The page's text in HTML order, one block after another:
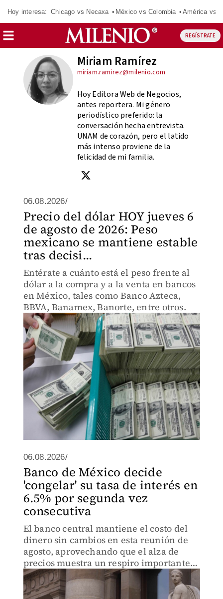
Hoy interesa: Chicago vs Necaxa México vs Colombia América vs
REGÍSTRATE
Miriam Ramírez
miriam.ramirez@milenio.com
Hoy Editora Web de Negocios,
antes reportera. Mi género
periodístico preferido: la
conversación hecha entrevista.
UNAM de corazón, pero el latido
más intenso proviene de la
felicidad de mi familia.
06.08.2026/
Precio del dólar HOY jueves 6
de agosto de 2026: Peso
mexicano se mantiene estable
tras decisi...
Entérate a cuánto está el peso frente al
dólar a la compra y a la venta en bancos
en México, tales como Banco Azteca,
BBVA, Banamex, Banorte, entre otros.
06.08.2026/
Banco de México decide
'congelar' su tasa de interés en
6.5% por segunda vez
consecutiva
El banco central mantiene el costo del
dinero sin cambios en esta reunión de
agosto, aprovechando que el alza de
precios muestra un respiro importante
para el bolsillo de las familias
mexicanas.